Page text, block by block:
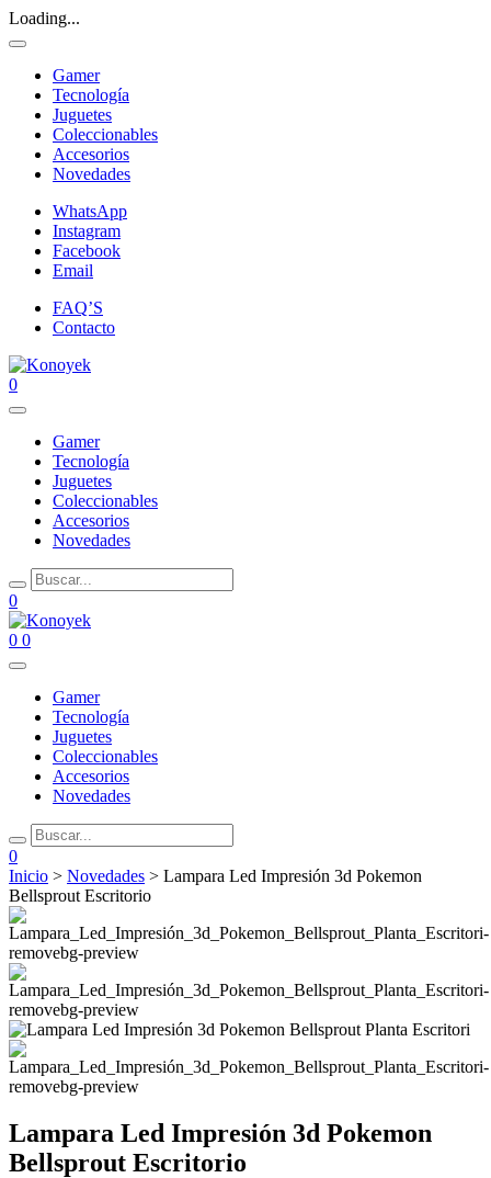
Loading...
Gamer
Tecnología
Juguetes
Coleccionables
Accesorios
Novedades
WhatsApp
Instagram
Facebook
Email
FAQ’S
Contacto
0
Gamer
Tecnología
Juguetes
Coleccionables
Accesorios
Novedades
0
0 0
Gamer
Tecnología
Juguetes
Coleccionables
Accesorios
Novedades
0
Inicio > Novedades > Lampara Led Impresión 3d Pokemon
Bellsprout Escritorio
Lampara Led Impresión 3d Pokemon
Bellsprout Escritorio